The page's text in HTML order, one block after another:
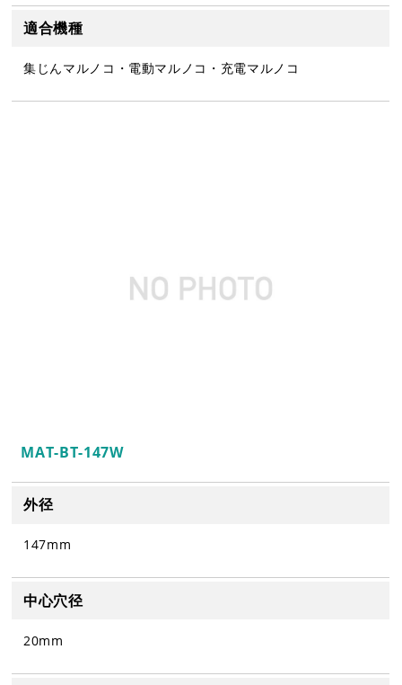
適合機種
集じんマルノコ・電動マルノコ・充電マルノコ
MAT-BT-147W
外径
147mm
中心穴径
20mm